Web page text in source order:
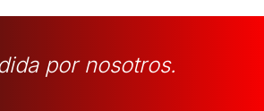
por nosotros.